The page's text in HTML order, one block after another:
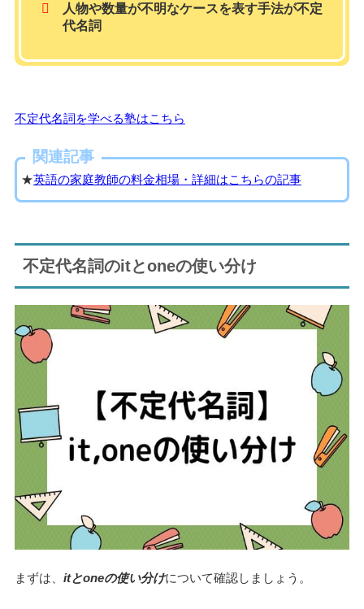
人物や数量が不明なケースを表す手法が不定
代名詞
不定代名詞を学べる塾はこちら
関連記事
★英語の家庭教師の料金相場・詳細はこちらの記事
不定代名詞のitとoneの使い分け
まずは、 itとoneの使い分けについて確認しましょう。